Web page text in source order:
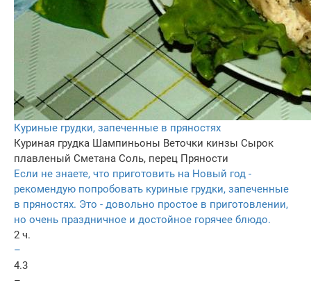
Куриные грудки, запеченные в пряностях
Куриная грудка Шампиньоны Веточки кинзы Сырок
плавленый Сметана Соль, перец Пряности
Если не знаете, что приготовить на Новый год -
рекомендую попробовать куриные грудки, запеченные
в пряностях. Это - довольно простое в приготовлении,
но очень праздничное и достойное горячее блюдо.
2 ч.
–
4.3
–